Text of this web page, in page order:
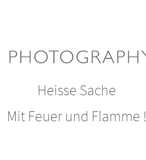
Heisse Sache
Mit Feuer und Flamme !